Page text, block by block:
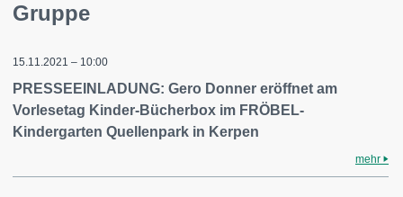
Gruppe
15.11.2021 – 10:00
PRESSEEINLADUNG: Gero Donner eröffnet am
Vorlesetag Kinder-Bücherbox im FRÖBEL-
Kindergarten Quellenpark in Kerpen
mehr